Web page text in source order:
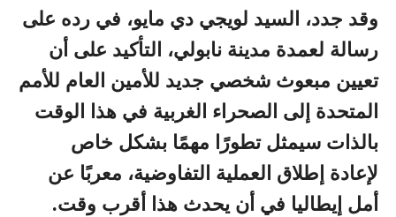
وقد جدد، السيد لويجي دي مايو، في رده على
رسالة لعمدة مدينة نابولي، التأكيد على أن
تعيين مبعوث شخصي جديد للأمين العام للأمم
المتحدة إلى الصحراء الغربية في هذا الوقت
بالذات سيمثل تطورًا مهمًا بشكل خاص
لإعادة إطلاق العملية التفاوضية، معربًا عن
أمل إيطاليا في أن يحدث هذا أقرب وقت.